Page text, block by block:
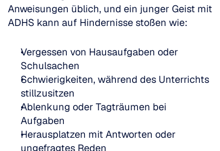
Anweisungen üblich, und ein junger Geist mit
ADHS kann auf Hindernisse stoßen wie:
Vergessen von Hausaufgaben oder
Schulsachen
Schwierigkeiten, während des Unterrichts
stillzusitzen
Ablenkung oder Tagträumen bei
Aufgaben
Herausplatzen mit Antworten oder
ungefragtes Reden